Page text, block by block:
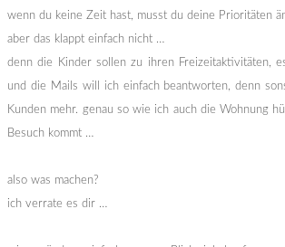
wenn du keine Zeit hast, musst du deine Prioritäten
aber das klappt einfach nicht …
denn die Kinder sollen zu ihren Freizeitaktivitäten,
und die Mails will ich einfach beantworten, denn
Kunden mehr. genau so wie ich auch die Wohnung
Besuch kommt …
also was machen?
ich verrate es dir …